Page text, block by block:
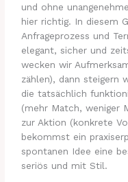
und ohne
hier richtig. In diesem
Anfrageprozess und
elegant, sicher und
wecken wir
zählen), dann steigern
die tatsächlich
(mehr Match, weniger
zur Aktion (konkrete
bekommst ein
spontanen Idee eine
seriös und mit Stil.